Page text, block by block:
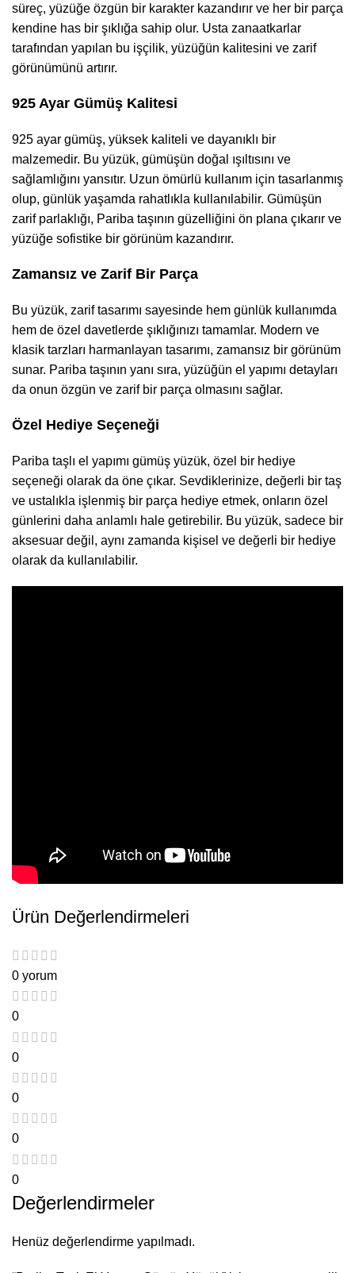
süreç, yüzüğe özgün bir karakter kazandırır ve her bir parça
kendine has bir şıklığa sahip olur. Usta zanaatkarlar
tarafından yapılan bu işçilik, yüzüğün kalitesini ve zarif
görünümünü artırır.
925 Ayar Gümüş Kalitesi
925 ayar gümüş, yüksek kaliteli ve dayanıklı bir
malzemedir. Bu yüzük, gümüşün doğal ışıltısını ve
sağlamlığını yansıtır. Uzun ömürlü kullanım için tasarlanmış
olup, günlük yaşamda rahatlıkla kullanılabilir. Gümüşün
zarif parlaklığı, Pariba taşının güzelliğini ön plana çıkarır ve
yüzüğe sofistike bir görünüm kazandırır.
Zamansız ve Zarif Bir Parça
Bu yüzük, zarif tasarımı sayesinde hem günlük kullanımda
hem de özel davetlerde şıklığınızı tamamlar. Modern ve
klasik tarzları harmanlayan tasarımı, zamansız bir görünüm
sunar. Pariba taşının yanı sıra, yüzüğün el yapımı detayları
da onun özgün ve zarif bir parça olmasını sağlar.
Özel Hediye Seçeneği
Pariba taşlı el yapımı gümüş yüzük, özel bir hediye
seçeneği olarak da öne çıkar. Sevdiklerinize, değerli bir taş
ve ustalıkla işlenmiş bir parça hediye etmek, onların özel
günlerini daha anlamlı hale getirebilir. Bu yüzük, sadece bir
aksesuar değil, aynı zamanda kişisel ve değerli bir hediye
olarak da kullanılabilir.
Ürün Değerlendirmeleri
0 yorum
0
0
0
0
0
Değerlendirmeler
Henüz değerlendirme yapılmadı.